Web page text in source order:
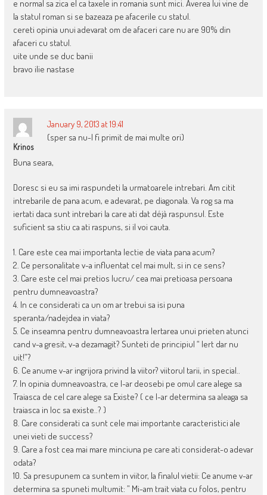
e normal sa zica el ca taxele in romania sunt mici. Averea lui vine de
la statul roman si se bazeaza pe afacerile cu statul.
cereti opinia unui adevarat om de afaceri care nu are 90% din
afaceri cu statul.
uite unde se duc banii
bravo ilie nastase
Krinos
January 9, 2013 at 19:41
(sper sa nu-l fi primit de mai multe ori)
Buna seara,
Doresc si eu sa imi raspundeti la urmatoarele intrebari. Am citit
intrebarile de pana acum, e adevarat, pe diagonala. Va rog sa ma
iertati daca sunt intrebari la care ati dat déjà raspunsul. Este
suficient sa stiu ca ati raspuns, si il voi cauta.
1. Care este cea mai importanta lectie de viata pana acum?
2. Ce personalitate v-a influentat cel mai mult, si in ce sens?
3. Care este cel mai pretios lucru/ cea mai pretioasa persoana
pentru dumneavoastra?
4. In ce considerati ca un om ar trebui sa isi puna
speranta/nadejdea in viata?
5. Ce inseamna pentru dumneavoastra Iertarea unui prieten atunci
cand v-a gresit, v-a dezamagit? Sunteti de principiul “ Iert dar nu
uit!”?
6. Ce anume v-ar ingrijora privind la viitor? viitorul tarii, in special..
7. In opinia dumneavoastra, ce l-ar deosebi pe omul care alege sa
Traiasca de cel care alege sa Existe? ( ce l-ar determina sa aleaga sa
traiasca in loc sa existe..? )
8. Care considerati ca sunt cele mai importante caracteristici ale
unei vieti de success?
9. Care a fost cea mai mare minciuna pe care ati considerat-o adevar
odata?
10. Sa presupunem ca suntem in viitor, la finalul vietii: Ce anume v-ar
determina sa spuneti multumit: ” Mi-am trait viata cu folos, pentru